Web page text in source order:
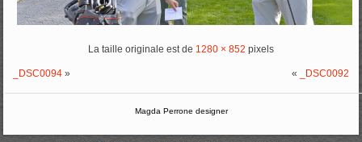
La taille originale est de 1280 × 852 pixels
_DSC0094 » « _DSC0092
Magda Perrone designer